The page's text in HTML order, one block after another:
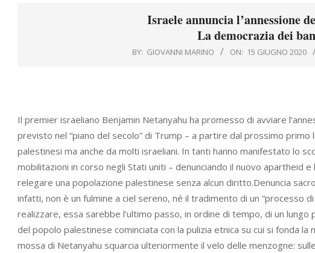
Israele annuncia l’annessione
La democrazia dei
BY: GIOVANNI MARINO ON: 15 GIUGNO 2020
Il premier israeliano Benjamin Netanyahu ha promesso di avviare
previsto nel “piano del secolo” di Trump – a partire dal prossimo
palestinesi ma anche da molti israeliani. In tanti hanno manifestato lo
mobilitazioni in corso negli Stati uniti – denunciando il nuovo apartheid
relegare una popolazione palestinese senza alcun diritto.Denuncia
infatti, non è un fulmine a ciel sereno, né il tradimento di un “processo
realizzare, essa sarebbe l’ultimo passo, in ordine di tempo, di un
del popolo palestinese cominciata con la pulizia etnica su cui si fonda la
mossa di Netanyahu squarcia ulteriormente il velo delle menzogne: